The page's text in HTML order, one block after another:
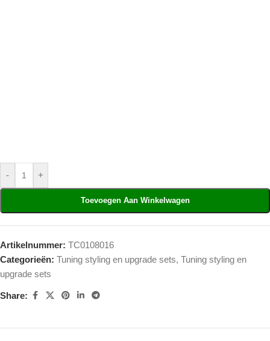
- +
Toevoegen Aan Winkelwagen
Artikelnummer: TC0108016
Categorieën: Tuning styling en upgrade sets, Tuning styling en
upgrade sets
Share: